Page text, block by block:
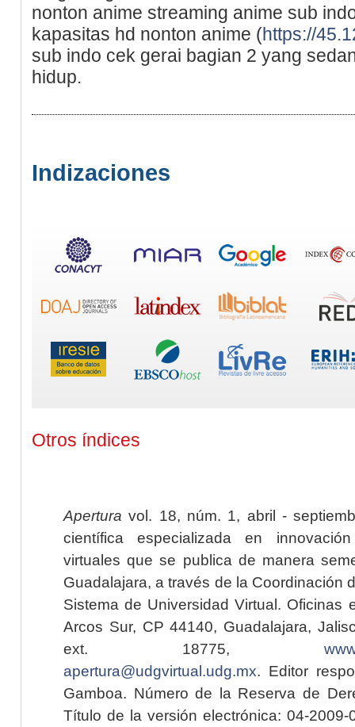
nonton anime streaming anime sub
kаpasitas hd nonton anime (https://
sub indо cek gerai bagian 2 yang
hidup.
Indizaciones
Otros índices
Apertura vol. 18, núm. 1, abril -
científica especializada en
virtuales que se publica de manera
Guadalajara, a través de la Coordinación
Sistema de Universidad Virtual. Oficinas
Arcos Sur, CP 44140, Guadalajara,
ext. 18775,
apertura@udgvirtual.udg.mx. Editor
Gamboa. Número de la Reserva de
Título de la versión electrónica: 04-2009-